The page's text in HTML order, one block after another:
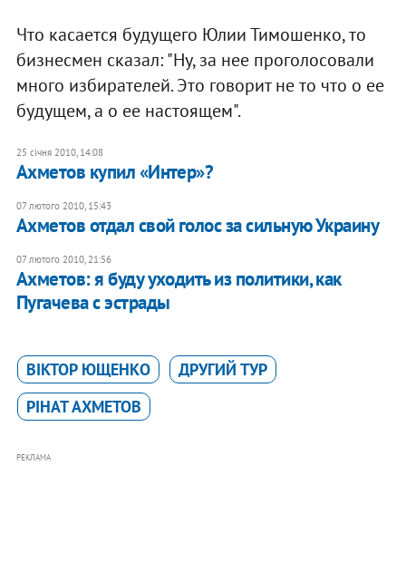
Что касается будущего Юлии Тимошенко, то
бизнесмен сказал: "Ну, за нее проголосовали
много избирателей. Это говорит не то что о ее
будущем, а о ее настоящем".
25 січня 2010, 14:08
Ахметов купил «Интер»?
07 лютого 2010, 15:43
Ахметов отдал свой голос за сильную Украину
07 лютого 2010, 21:56
Ахметов: я буду уходить из политики, как
Пугачева с эстрады
ВІКТОР ЮЩЕНКО
ДРУГИЙ ТУР
РІНАТ АХМЕТОВ
РЕКЛАМА